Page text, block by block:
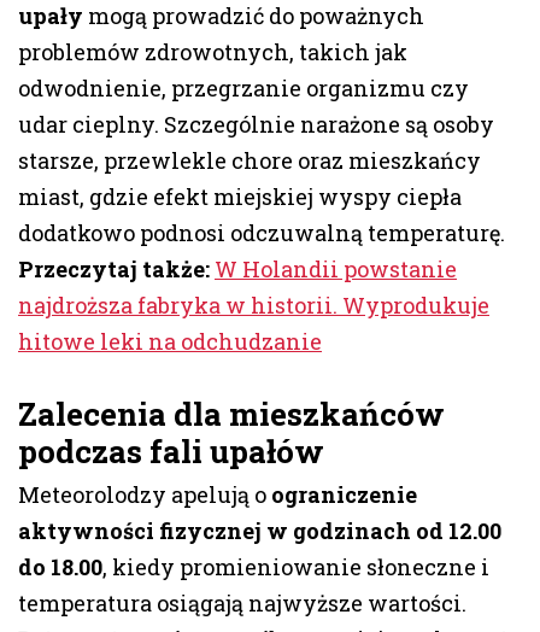
upały mogą prowadzić do poważnych
problemów zdrowotnych, takich jak
odwodnienie, przegrzanie organizmu czy
udar cieplny. Szczególnie narażone są osoby
starsze, przewlekle chore oraz mieszkańcy
miast, gdzie efekt miejskiej wyspy ciepła
dodatkowo podnosi odczuwalną temperaturę.
Przeczytaj także: W Holandii powstanie
najdroższa fabryka w historii. Wyprodukuje
hitowe leki na odchudzanie
Zalecenia dla mieszkańców
podczas fali upałów
Meteorolodzy apelują o ograniczenie
aktywności fizycznej w godzinach od 12.00
do 18.00, kiedy promieniowanie słoneczne i
temperatura osiągają najwyższe wartości.